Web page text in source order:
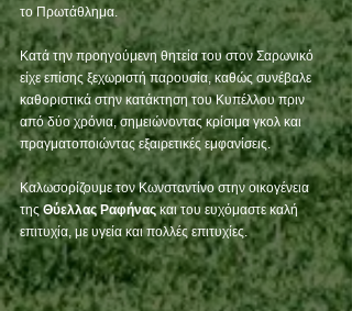
το Πρωτάθλημα.
Κατά την προηγούμενη θητεία του στον Σαρωνικό
είχε επίσης ξεχωριστή παρουσία, καθώς συνέβαλε
καθοριστικά στην κατάκτηση του Κυπέλλου πριν
από δύο χρόνια, σημειώνοντας κρίσιμα γκολ και
πραγματοποιώντας εξαιρετικές εμφανίσεις.
Καλωσορίζουμε τον Κωνσταντίνο στην οικογένεια
της Θύελλας Ραφήνας και του ευχόμαστε καλή
επιτυχία, με υγεία και πολλές επιτυχίες.